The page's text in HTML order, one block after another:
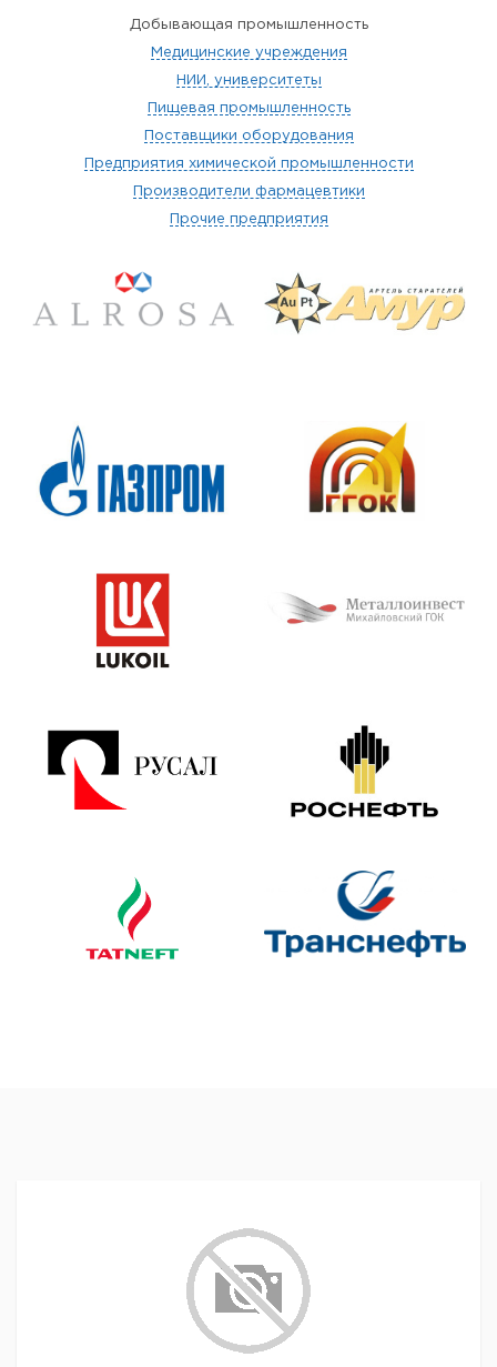
Добывающая промышленность
Медицинские учреждения
НИИ, университеты
Пищевая промышленность
Поставщики оборудования
Предприятия химической промышленности
Производители фармацевтики
Прочие предприятия